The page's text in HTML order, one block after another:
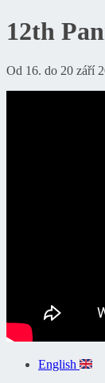
12th
Od 16. do 20 září
English